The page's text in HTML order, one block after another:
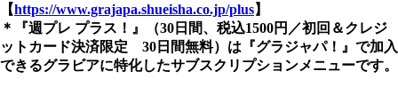
【https://www.grajapa.shueisha.co.jp/plus】
＊『週プレ プラス！』（30日間、税込1500円／初回＆クレジ
ットカード決済限定 30日間無料）は『グラジャパ！』で加入
できるグラビアに特化したサブスクリプションメニューです。